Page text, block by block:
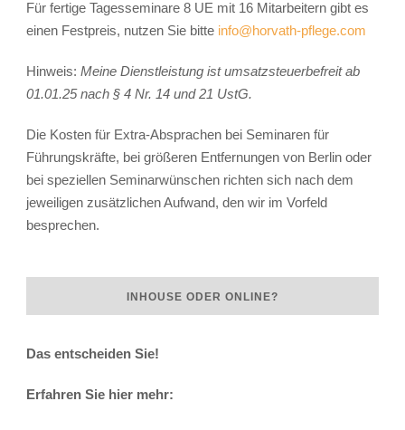
Für fertige Tagesseminare 8 UE mit 16 Mitarbeitern gibt es
einen Festpreis, nutzen Sie bitte info@horvath-pflege.com
Hinweis: Meine Dienstleistung ist umsatzsteuerbefreit ab
01.01.25 nach § 4 Nr. 14 und 21 UstG.
Die Kosten für Extra-Absprachen bei Seminaren für
Führungskräfte, bei größeren Entfernungen von Berlin oder
bei speziellen Seminarwünschen richten sich nach dem
jeweiligen zusätzlichen Aufwand, den wir im Vorfeld
besprechen.
INHOUSE ODER ONLINE?
Das entscheiden Sie!
Erfahren Sie hier mehr: